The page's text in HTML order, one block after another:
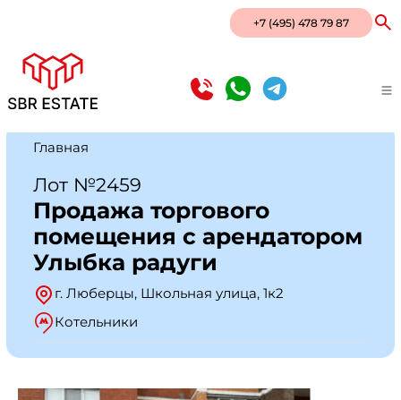
+7 (495) 478 79 87
Главная
Лот №2459
Продажа торгового
помещения с арендатором
Улыбка радуги
г. Люберцы, Школьная улица, 1к2
Котельники